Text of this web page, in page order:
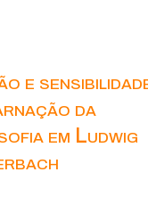
e
da
em Ludwig